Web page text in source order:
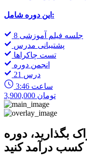
این دوره شامل:
8 جلسه فیلم آموزشی
پشتیبانی مدرس
تست چاکراها
انجمن دوره
21 درس
3:46 ساعت
3,900,000 تومان
بگذارید، دوره
کسب درآمد کنید